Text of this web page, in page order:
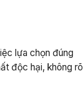
lựa chọn đúng
độc hại, không rõ